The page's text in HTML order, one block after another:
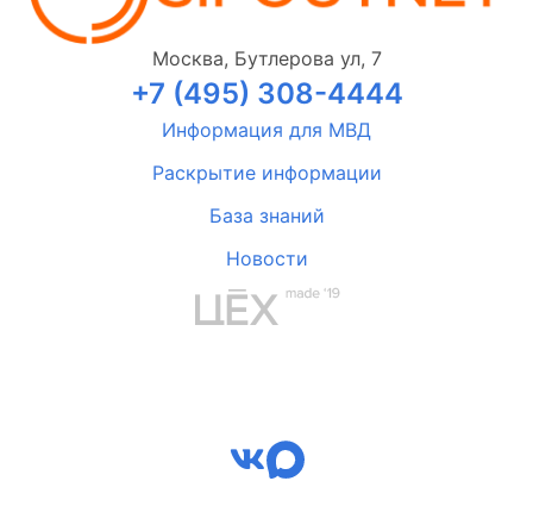
Москва, Бутлерова ул, 7
+7 (495) 308-4444
Информация для МВД
Раскрытие информации
База знаний
Новости